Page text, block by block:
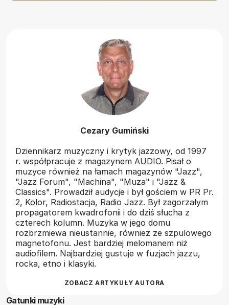
Cezary Gumiński
Dziennikarz muzyczny i krytyk jazzowy, od 1997
r. współpracuje z magazynem AUDIO. Pisał o
muzyce również na łamach magazynów "Jazz",
"Jazz Forum", "Machina", "Muza" i "Jazz &
Classics". Prowadził audycje i był gościem w PR Pr.
2, Kolor, Radiostacja, Radio Jazz. Był zagorzałym
propagatorem kwadrofonii i do dziś słucha z
czterech kolumn. Muzyka w jego domu
rozbrzmiewa nieustannie, również ze szpulowego
magnetofonu. Jest bardziej melomanem niż
audiofilem. Najbardziej gustuje w fuzjach jazzu,
rocka, etno i klasyki.
ZOBACZ ARTYKUŁY AUTORA
Gatunki muzyki